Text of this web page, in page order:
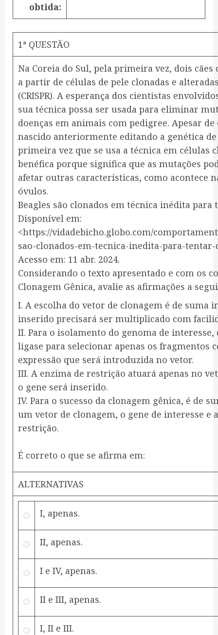
obtida:
1ª QUESTÃO
Na Coreia do Sul, pela primeira vez, dois cães
a partir de células de pele clonadas e
(CRISPR). A esperança dos cientistas
sua técnica possa ser usada para eliminar
doenças em animais com pedigree. Apesar
nascido anteriormente editando a genética
primeira vez que se usa a técnica em células
benéfica porque significa que as mutações
afetar outras características, como acontece
óvulos.
Beagles são clonados em técnica inédita
Disponível em:
<https://vidadebicho.globo.com/
sao-clonados-em-tecnica-inedita-para-
Acesso em: 11 abr. 2024.
Considerando o texto apresentado e com os
Clonagem Gênica, avalie as afirmações a
I. A escolha do vetor de clonagem é de suma
inserido precisará ser multiplicado com
II. Para o isolamento do genoma de
ligase para selecionar apenas os fragmentos
expressão que será introduzida no vetor.
III. A enzima de restrição atuará apenas no
o gene será inserido.
IV. Para o sucesso da clonagem gênica, é de
um vetor de clonagem, o gene de interesse e
restrição.
É correto o que se afirma em:
ALTERNATIVAS
I, apenas.
II, apenas.
I e IV, apenas.
II e III, apenas.
I, II e III.